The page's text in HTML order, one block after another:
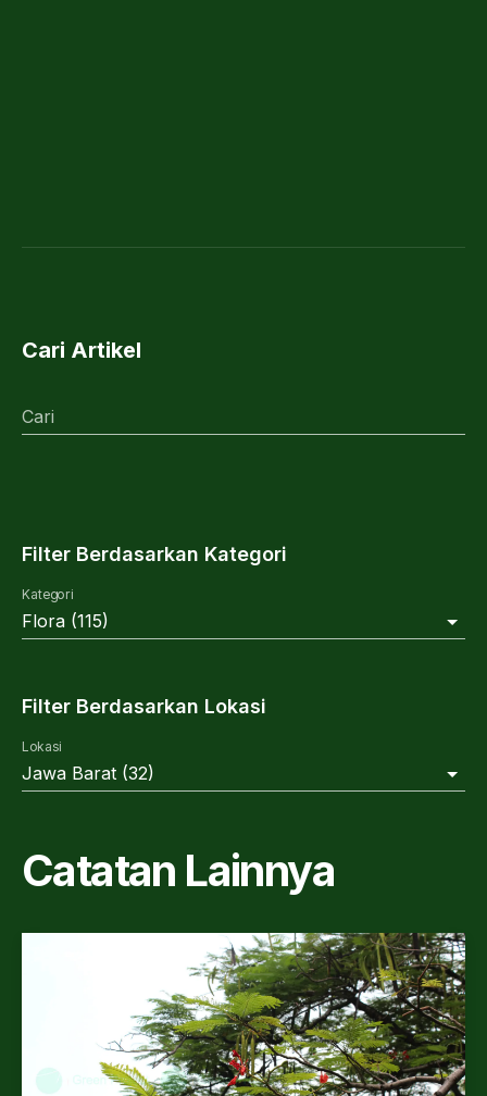
Cari Artikel
Cari
Filter Berdasarkan Kategori
Kategori
Flora (115)
Filter Berdasarkan Lokasi
Lokasi
Jawa Barat (32)
Catatan Lainnya